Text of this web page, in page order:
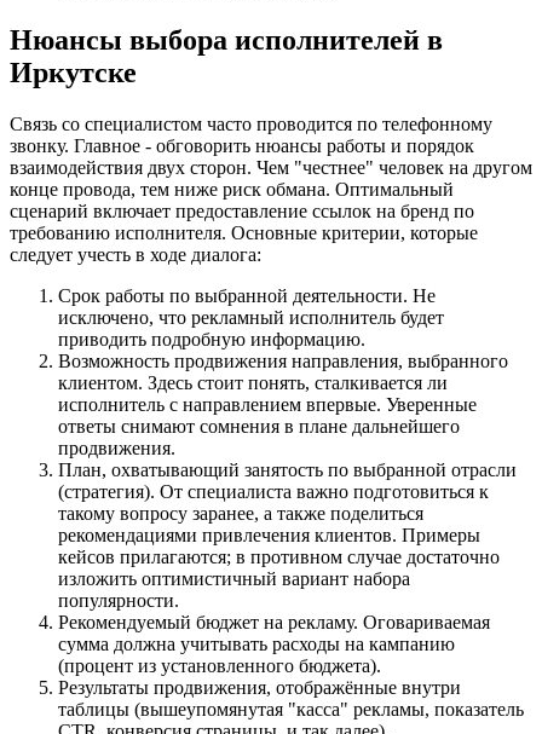
Нюансы выбора исполнителей в
Иркутске
Связь со специалистом часто проводится по телефонному
звонку. Главное - обговорить нюансы работы и порядок
взаимодействия двух сторон. Чем "честнее" человек на другом
конце провода, тем ниже риск обмана. Оптимальный
сценарий включает предоставление ссылок на бренд по
требованию исполнителя. Основные критерии, которые
следует учесть в ходе диалога:
Срок работы по выбранной деятельности. Не
исключено, что рекламный исполнитель будет
приводить подробную информацию.
Возможность продвижения направления, выбранного
клиентом. Здесь стоит понять, сталкивается ли
исполнитель с направлением впервые. Уверенные
ответы снимают сомнения в плане дальнейшего
продвижения.
План, охватывающий занятость по выбранной отрасли
(стратегия). От специалиста важно подготовиться к
такому вопросу заранее, а также поделиться
рекомендациями привлечения клиентов. Примеры
кейсов прилагаются; в противном случае достаточно
изложить оптимистичный вариант набора
популярности.
Рекомендуемый бюджет на рекламу. Оговариваемая
сумма должна учитывать расходы на кампанию
(процент из установленного бюджета).
Результаты продвижения, отображённые внутри
таблицы (вышеупомянутая "касса" рекламы, показатель